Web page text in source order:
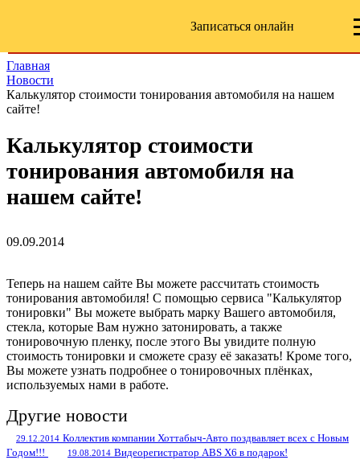
Записаться онлайн
Главная
Новости
Калькулятор стоимости тонирования автомобиля на нашем
сайте!
Калькулятор стоимости
тонирования автомобиля на
нашем сайте!
09.09.2014
Теперь на нашем сайте Вы можете рассчитать стоимость
тонирования автомобиля! С помощью сервиса "Калькулятор
тонировки" Вы можете выбрать марку Вашего автомобиля,
стекла, которые Вам нужно затонировать, а также
тонировочную пленку, после этого Вы увидите полную
стоимость тонировки и сможете сразу её заказать! Кроме того,
Вы можете узнать подробнее о тонировочных плёнках,
используемых нами в работе.
Другие новости
29.12.2014 Коллектив компании Хоттабыч-Авто поздвавляет всех с Новым
Годом!!!
19.08.2014 Видеорегистратор ABS X6 в подарок!